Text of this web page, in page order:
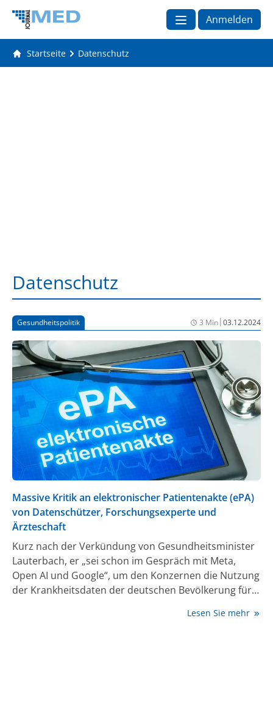
Anmelden
Startseite Datenschutz
Datenschutz
Gesundheitspolitik 3 Min|03.12.2024
Massive Kritik an elektronischer Patientenakte (ePA)
von Datenschützer, Forschungsexperte und
Ärzteschaft
Kurz nach der Verkündung von Gesundheitsminister
Lauterbach, er „sei schon im Gespräch mit Meta,
Open AI und Google“, um den Konzernen die Nutzung
der Krankheitsdaten der deutschen Bevölkerung für
Ende November in Berlin der Jahreskongress der
Lesen Sie mehr